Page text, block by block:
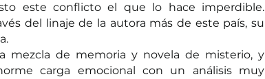
este conflicto el que lo hace imperdible.
del linaje de la autora más de este país, su
mezcla de memoria y novela de misterio, y
carga emocional con un análisis muy